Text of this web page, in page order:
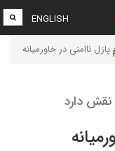
ENGLISH
ناامنی در خاورمیانه
نقش دارد